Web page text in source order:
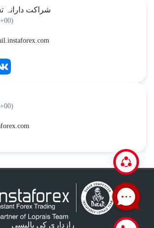
شراکت دارانہ
رازداری کی پالیسی